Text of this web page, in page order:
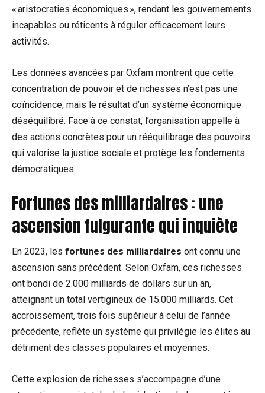
« aristocraties économiques », rendant les gouvernements
incapables ou réticents à réguler efficacement leurs
activités.
Les données avancées par Oxfam montrent que cette
concentration de pouvoir et de richesses n’est pas une
coïncidence, mais le résultat d’un système économique
déséquilibré. Face à ce constat, l’organisation appelle à
des actions concrètes pour un rééquilibrage des pouvoirs
qui valorise la justice sociale et protège les fondements
démocratiques.
Fortunes des milliardaires : une
ascension fulgurante qui inquiète
En 2023, les fortunes des milliardaires ont connu une
ascension sans précédent. Selon Oxfam, ces richesses
ont bondi de 2.000 milliards de dollars sur un an,
atteignant un total vertigineux de 15.000 milliards. Cet
accroissement, trois fois supérieur à celui de l’année
précédente, reflète un système qui privilégie les élites au
détriment des classes populaires et moyennes.
Cette explosion de richesses s’accompagne d’une